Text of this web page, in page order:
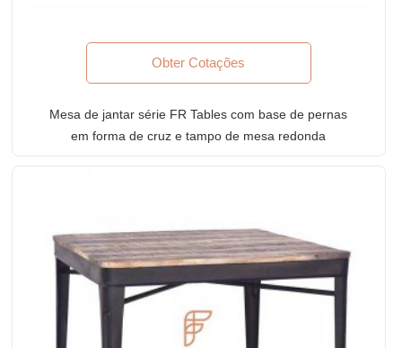
Obter Cotações
Mesa de jantar série FR Tables com base de pernas
em forma de cruz e tampo de mesa redonda